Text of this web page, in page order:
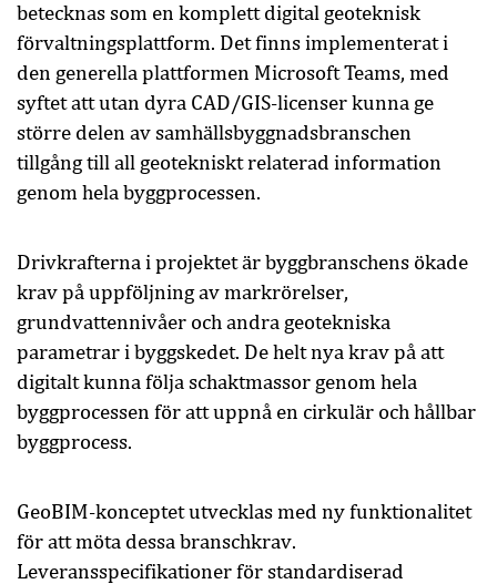
betecknas som en komplett digital geoteknisk
förvaltningsplattform. Det finns implementerat i
den generella plattformen Microsoft Teams, med
syftet att utan dyra CAD/GIS-licenser kunna ge
större delen av samhällsbyggnadsbranschen
tillgång till all geotekniskt relaterad information
genom hela byggprocessen.
Drivkrafterna i projektet är byggbranschens ökade
krav på uppföljning av markrörelser,
grundvattennivåer och andra geotekniska
parametrar i byggskedet. De helt nya krav på att
digitalt kunna följa schaktmassor genom hela
byggprocessen för att uppnå en cirkulär och hållbar
byggprocess.
GeoBIM-konceptet utvecklas med ny funktionalitet
för att möta dessa branschkrav.
Leveransspecifikationer för standardiserad